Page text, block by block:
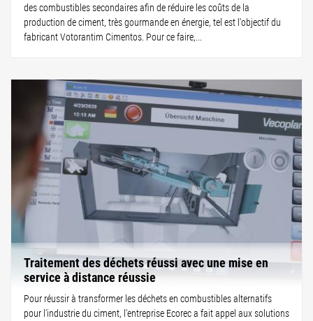
des combustibles secondaires afin de réduire les coûts de la
production de ciment, très gourmande en énergie, tel est l'objectif du
fabricant Votorantim Cimentos. Pour ce faire,...
Traitement des déchets réussi avec une mise en
service à distance réussie
Pour réussir à transformer les déchets en combustibles alternatifs
pour l'industrie du ciment, l'entreprise Ecorec a fait appel aux solutions